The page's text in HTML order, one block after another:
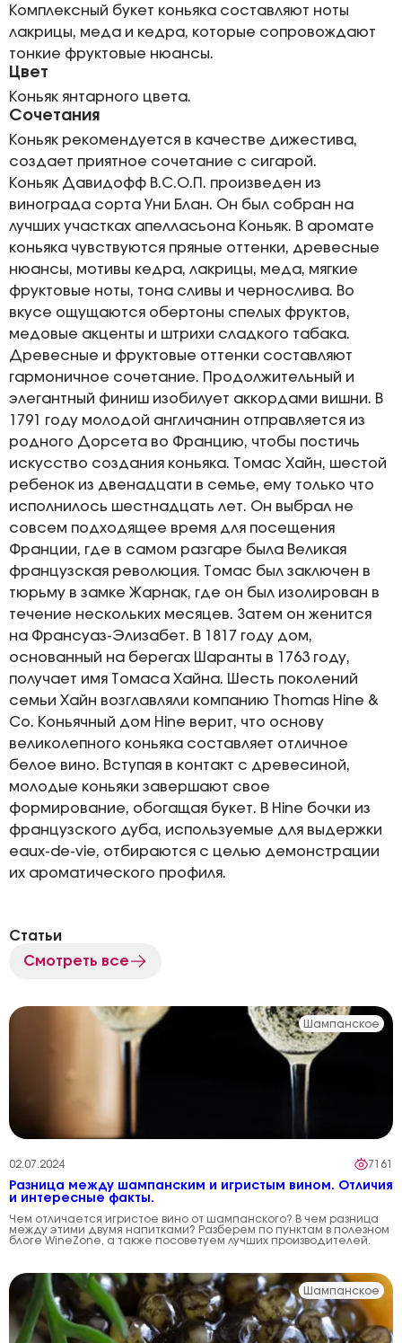
Комплексный букет коньяка составляют ноты
лакрицы, меда и кедра, которые сопровождают
тонкие фруктовые нюансы.
Цвет
Коньяк янтарного цвета.
Сочетания
Коньяк рекомендуется в качестве дижестива,
создает приятное сочетание с сигарой.
Коньяк Давидофф В.С.О.П. произведен из
винограда сорта Уни Блан. Он был собран на
лучших участках апелласьона Коньяк. В аромате
коньяка чувствуются пряные оттенки, древесные
нюансы, мотивы кедра, лакрицы, меда, мягкие
фруктовые ноты, тона сливы и чернослива. Во
вкусе ощущаются обертоны спелых фруктов,
медовые акценты и штрихи сладкого табака.
Древесные и фруктовые оттенки составляют
гармоничное сочетание. Продолжительный и
элегантный финиш изобилует аккордами вишни. В
1791 году молодой англичанин отправляется из
родного Дорсета во Францию, чтобы постичь
искусство создания коньяка. Томас Хайн, шестой
ребенок из двенадцати в семье, ему только что
исполнилось шестнадцать лет. Он выбрал не
совсем подходящее время для посещения
Франции, где в самом разгаре была Великая
французская революция. Томас был заключен в
тюрьму в замке Жарнак, где он был изолирован в
течение нескольких месяцев. Затем он женится
на Франсуаз-Элизабет. В 1817 году дом,
основанный на берегах Шаранты в 1763 году,
получает имя Томаса Хайна. Шесть поколений
семьи Хайн возглавляли компанию Thomas Hine &
Co. Коньячный дом Hine верит, что основу
великолепного коньяка составляет отличное
белое вино. Вступая в контакт с древесиной,
молодые коньяки завершают свое
формирование, обогащая букет. В Hine бочки из
французского дуба, используемые для выдержки
eaux-de-vie, отбираются с целью демонстрации
их ароматического профиля.
Статьи
Смотреть все
Шампанское
02.07.2024 7161
Разница между шампанским и игристым вином. Отличия
и интересные факты.
Чем отличается игристое вино от шампанского? В чем разница
между этими двумя напитками? Разберем по пунктам в полезном
блоге WineZone, а также посоветуем лучших производителей.
Шампанское